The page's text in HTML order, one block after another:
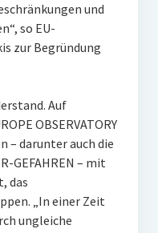
und
so EU-
zur Begründung
Auf
OBSERVATORY
– darunter auch die
GEFAHREN – mit
das
„In einer Zeit
ungleiche